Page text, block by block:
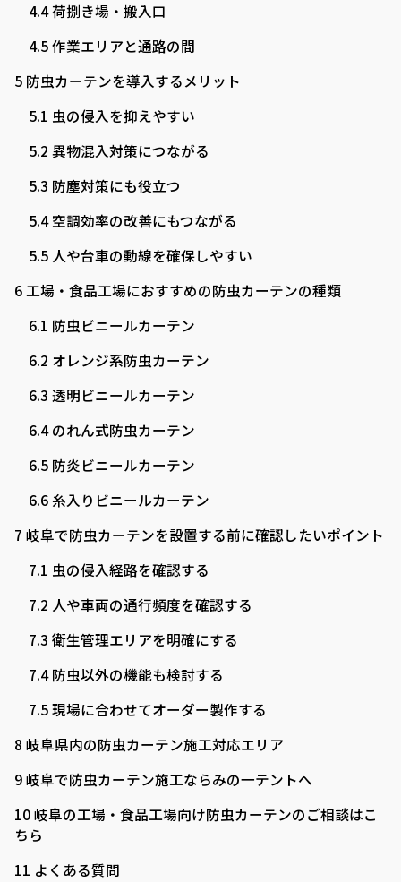
4.4荷捌き場・搬入口
4.5作業エリアと通路の間
5 防虫カーテンを導入するメリット
5.1 虫の侵入を抑えやすい
5.2 異物混入対策につながる
5.3 防塵対策にも役立つ
5.4空調効率の改善にもつながる
5.5 人や台車の動線を確保しやすい
6工場・食品工場におすすめの防虫カーテンの種類
6.1 防虫ビニールカーテン
6.2 オレンジ系防虫カーテン
6.3 透明ビニールカーテン
6.4のれん式防虫カーテン
6.5 防炎ビニールカーテン
6.6糸入りビニールカーテン
7 岐阜で防虫カーテンを設置する前に確認したいポイント
7.1 虫の侵入経路を確認する
7.2 人や車両の通行頻度を確認する
7.3 衛生管理エリアを明確にする
7.4防虫以外の機能も検討する
7.5現場に合わせてオーダー製作する
8 岐阜県内の防虫カーテン施工対応エリア
9岐阜で防虫カーテン施工ならみの一テントへ
10岐阜の工場・食品工場向け防虫カーテンのご相談はこ
ちら
11 よくある質問